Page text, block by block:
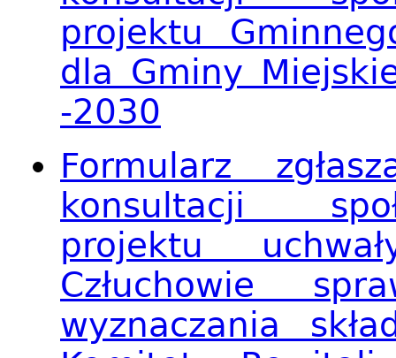
projektu
dla Gminy
-2030
Formularz
konsultacji
projektu
Człuchowie
wyznaczania